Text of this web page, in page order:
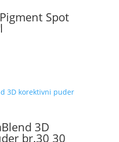
Spot
3D
br.30 30